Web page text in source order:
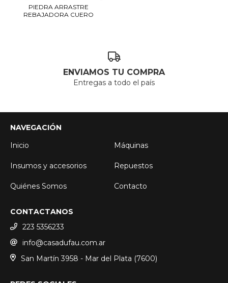
PIEDRA ARRASTRE
REBAJADORA CUERO
ENVIAMOS TU COMPRA
Entregas a todo el país
NAVEGACIÓN
Inicio
Máquinas
Insumos y accesorios Repuestos
Quiénes Somos Contacto
CONTACTANOS
223 5356233
info@casadufau.com.ar
San Martín 3958 - Mar del Plata (7600)